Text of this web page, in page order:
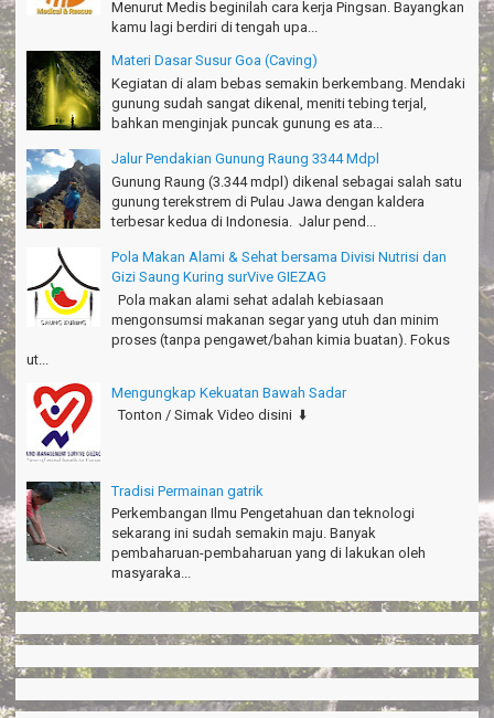
Thanks Bodyrafting Green canyon, extreme, enjoy dan seru
Santoso - Kudus
Seru banget Pantai Batukaras!
Sudrajat - Kuningan
エキサイティングなツアー。ありがとう Arief Pangandaran
Nakata-Osaka Japan
Amazing palace
Hiromi - Fukusima Japan
Materi Dasar Susur Goa (Caving)
gunung sudah sangat dikenal, meniti tebing terjal,
bahkan menginjak puncak gunung es ata...
Jalur Pendakian Gunung Raung 3344 Mdpl
gunung terekstrem di Pulau Jawa dengan kaldera
terbesar kedua di Indonesia. Jalur pend...
Pola Makan Alami & Sehat bersama Divisi Nutrisi dan
Pola makan alami sehat adalah kebiasaan
mengonsumsi makanan segar yang utuh dan minim
proses (tanpa pengawet/bahan kimia buatan). Fokus
ut...
sekarang ini sudah semakin maju. Banyak
pembaharuan-pembaharuan yang di lakukan oleh
masyaraka...